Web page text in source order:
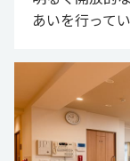
あいを行って